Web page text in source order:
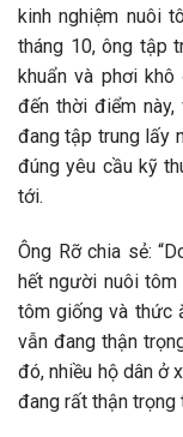
kinh nghiệm nuôi
tháng 10, ông tập
khuẩn và phơi
đến thời điểm
đang tập trung lấy
đúng yêu cầu kỹ
tới.
Ông Rỡ chia sẻ:
hết người nuôi
tôm giống và thức
vẫn đang thận
đó, nhiều hộ dân ở
đang rất thận trọng